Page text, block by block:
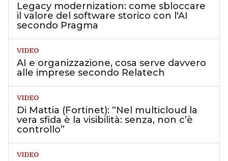
Legacy modernization: come sbloccare
il valore del software storico con l'AI
secondo Pragma
VIDEO
AI e organizzazione, cosa serve davvero
alle imprese secondo Relatech
VIDEO
Di Mattia (Fortinet): “Nel multicloud la
vera sfida è la visibilità: senza, non c’è
controllo”
VIDEO